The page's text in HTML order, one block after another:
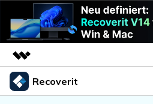
Top-Produkte
Recoverit